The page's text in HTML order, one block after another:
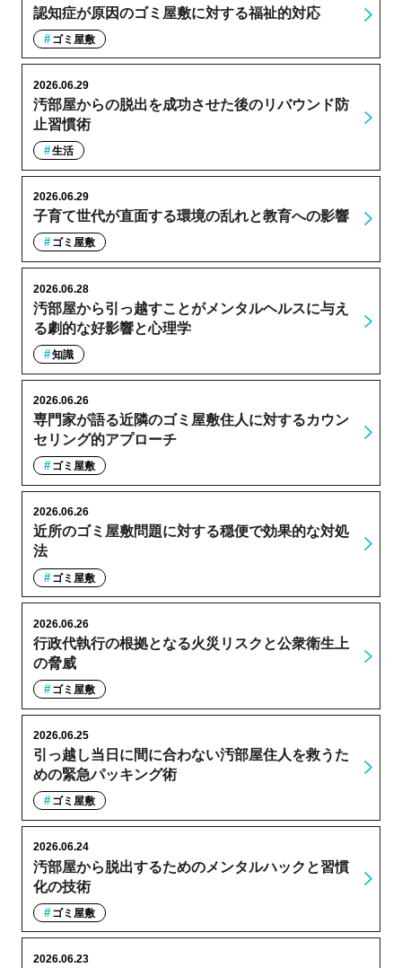
認知症が原因のゴミ屋敷に対する福祉的対応
ゴミ屋敷
汚部屋からの脱出を成功させた後のリバウンド防
止習慣術
2026.06.29
生活
子育て世代が直面する環境の乱れと教育への影響
2026.06.29
ゴミ屋敷
汚部屋から引っ越すことがメンタルヘルスに与え
る劇的な好影響と心理学
2026.06.28
知識
専門家が語る近隣のゴミ屋敷住人に対するカウン
セリング的アプローチ
2026.06.26
ゴミ屋敷
近所のゴミ屋敷問題に対する穏便で効果的な対処
法
2026.06.26
ゴミ屋敷
行政代執行の根拠となる火災リスクと公衆衛生上
の脅威
2026.06.26
ゴミ屋敷
引っ越し当日に間に合わない汚部屋住人を救うた
めの緊急パッキング術
2026.06.25
ゴミ屋敷
汚部屋から脱出するためのメンタルハックと習慣
化の技術
2026.06.24
ゴミ屋敷
2026.06.23